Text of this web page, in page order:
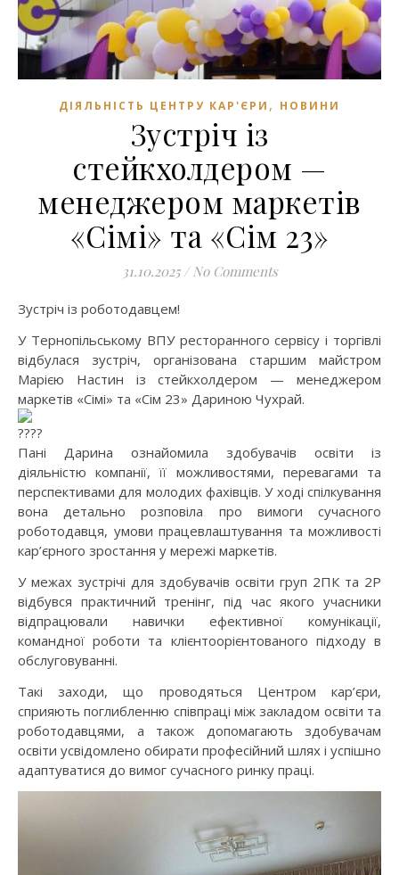
ДІЯЛЬНІСТЬ ЦЕНТРУ КАР'ЄРИ , НОВИНИ
Зустріч із
стейкхолдером —
менеджером маркетів
«Сімі» та «Сім 23»
31.10.2025 / No Comments
Зустріч із роботодавцем!
У Тернопільському ВПУ ресторанного сервісу і торгівлі
відбулася зустріч, організована старшим майстром
Марією Настин із стейкхолдером — менеджером
маркетів «Сімі» та «Сім 23» Даринoю Чухрай.
Пані Дарина ознайомила здобувачів освіти із
діяльністю компанії, її можливостями, перевагами та
перспективами для молодих фахівців. У ході спілкування
вона детально розповіла про вимоги сучасного
роботодавця, умови працевлаштування та можливості
кар’єрного зростання у мережі маркетів.
У межах зустрічі для здобувачів освіти груп 2ПК та 2Р
відбувся практичний тренінг, під час якого учасники
відпрацювали навички ефективної комунікації,
командної роботи та клієнтоорієнтованого підходу в
обслуговуванні.
Такі заходи, що проводяться Центром кар’єри,
сприяють поглибленню співпраці між закладом освіти та
роботодавцями, а також допомагають здобувачам
освіти усвідомлено обирати професійний шлях і успішно
адаптуватися до вимог сучасного ринку праці.